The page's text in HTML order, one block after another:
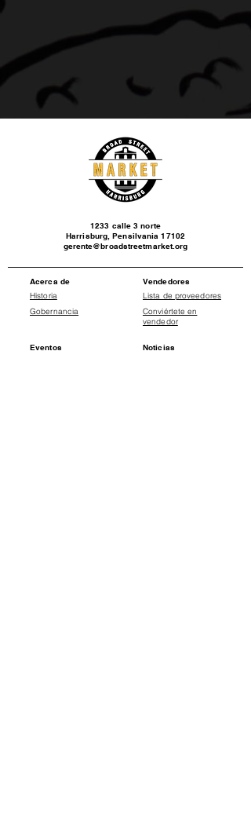
1233 calle 3 norte
Harrisburg, Pensilvania 17102
gerente@broadstreetmarket.org
Acerca de
Historia
Gobernancia
Eventos
Vendedores
Lista de proveedores
Conviértete en
vendedor
Noticias